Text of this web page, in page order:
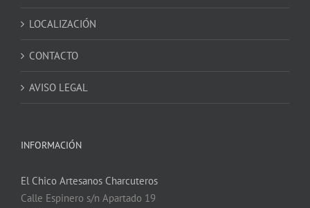
LOCALIZACIÓN
CONTACTO
AVISO LEGAL
INFORMACIÓN
El Chico Artesanos Charcuteros
Calle Espinero s/n Apartado 19